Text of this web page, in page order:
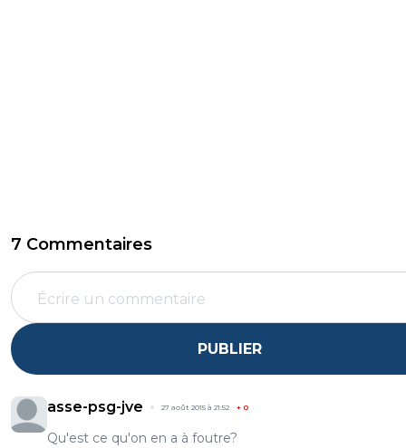
7 Commentaires
PUBLIER
asse-psg-jve 27 août 2015 à 21:52 + 0
Qu'est ce qu'on en a à foutre?